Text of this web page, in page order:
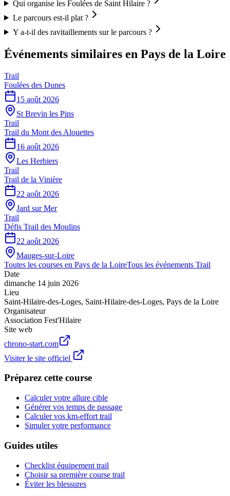
Qui organise les Foulées de Saint Hilaire ?
Le parcours est-il plat ?
Y a-t-il des ravitaillements sur le parcours ?
Événements similaires en Pays de la Loire
Trail
Foulées des Dunes
15 août 2026
St Brevin les Pins
Trail
Trail du Mont des Alouettes
16 août 2026
Les Herbiers
Trail
Trail de la Vinière
22 août 2026
Jard sur Mer
Trail
Défis Trail des Moulins
22 août 2026
Mauges-sur-Loire
Toutes les courses en Pays de la LoireTous les événements Trail
Date
dimanche 14 juin 2026
Lieu
Saint-Hilaire-des-Loges, Saint-Hilaire-des-Loges, Pays de la Loire
Organisateur
Association Fest'Hilaire
Site web
chrono-start.com
Visiter le site officiel
Préparez cette course
Calculer votre allure cible
Générer vos temps de passage
Calculer vos km-effort trail
Simuler votre performance
Guides utiles
Checklist équipement trail
Choisir sa première course trail
Éviter les blessures